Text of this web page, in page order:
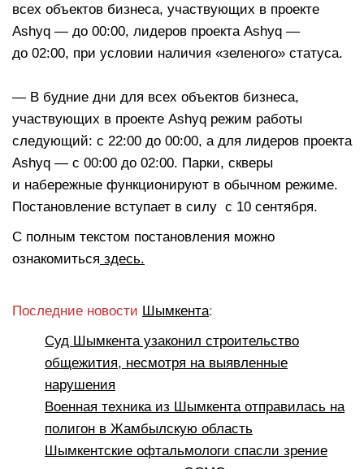
всех объектов бизнеса, участвующих в проекте
Ashyq — до 00:00, лидеров проекта Ashyq —
до 02:00, при условии наличия «зеленого» статуса.
— В будние дни для всех объектов бизнеса,
участвующих в проекте Ashyq режим работы
следующий: с 22:00 до 00:00, а для лидеров проекта
Ashyq — с 00:00 до 02:00. Парки, скверы
и набережные функционируют в обычном режиме.
Постановление вступает в силу с 10 сентября.
С полным текстом постановления можно
ознакомиться здесь.
Последние новости Шымкента:
Суд Шымкента узаконил строительство
общежития, несмотря на выявленные
нарушения
Военная техника из Шымкента отправилась на
полигон в Жамбылскую область
Шымкентские офтальмологи спасли зрение